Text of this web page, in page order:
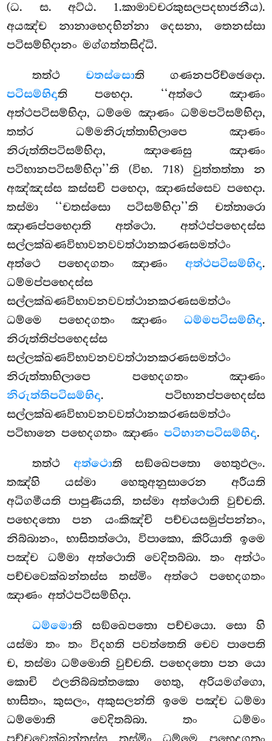
(ධ. ස. අට්ඨ. 1.කාමාවචරකුසලපදභාජනීය).
අයඤ්ච නානාභෙදභින්නා දෙසනා, තෙනස්සා
පටිසම්භිදානං මග්ගත්තසිද්ධි.
තත්ථ චතස්සොති ගණනපරිච්ඡෙදො.
පටිසම්භිදාති පභෙදා. ‘‘අත්ථෙ ඤාණං
අත්ථපටිසම්භිදා, ධම්මෙ ඤාණං ධම්මපටිසම්භිදා,
තත්ර ධම්මනිරුත්තාභිලාපෙ ඤාණං
නිරුත්තිපටිසම්භිදා, ඤාණෙසු ඤාණං
පටිභානපටිසම්භිදා’’ති (විභ. 718) වුත්තත්තා න
අඤ්ඤස්ස කස්සචි පභෙදා, ඤාණස්සෙව පභෙදා.
තස්මා ‘‘චතස්සො පටිසම්භිදා’’ති චත්තාරො
ඤාණප්පභෙදාති අත්ථො. අත්ථප්පභෙදස්ස
සල්ලක්ඛණවිභාවනවවත්ථානකරණසමත්ථං
අත්ථෙ පභෙදගතං ඤාණං අත්ථපටිසම්භිදා.
ධම්මප්පභෙදස්ස
සල්ලක්ඛණවිභාවනවවත්ථානකරණසමත්ථං
ධම්මෙ පභෙදගතං ඤාණං ධම්මපටිසම්භිදා.
නිරුත්තිප්පභෙදස්ස
සල්ලක්ඛණවිභාවනවවත්ථානකරණසමත්ථං
නිරුත්තාභිලාපෙ පභෙදගතං ඤාණං
නිරුත්තිපටිසම්භිදා. පටිභානප්පභෙදස්ස
සල්ලක්ඛණවිභාවනවවත්ථානකරණසමත්ථං
පටිභානෙ පභෙදගතං ඤාණංපටිභානපටිසම්භිදා.
තත්ථ අත්ථොති සඞ්ඛෙපතො හෙතුඵලං.
තඤ්හි යස්මා හෙතුඅනුසාරෙන අරීයති
අධිගමීයති පාපුණීයති, තස්මා අත්ථොති වුච්චති.
පභෙදතො පන යංකිඤ්චි පච්චයසමුප්පන්නං,
නිබ්බානං, භාසිතත්ථො, විපාකො, කිරියාති ඉමෙ
පඤ්ච ධම්මා අත්ථොති වෙදිතබ්බා. තං අත්ථං
පච්චවෙක්ඛන්තස්ස තස්මිං අත්ථෙ පභෙදගතං
ඤාණං අත්ථපටිසම්භිදා.
ධම්මොති සඞ්ඛෙපතො පච්චයො. සො හි
යස්මා තං තං විදහති පවත්තෙති චෙව පාපෙති
ච, තස්මා ධම්මොති වුච්චති. පභෙදතො පන යො
කොචි ඵලනිබ්බත්තකො හෙතු, අරියමග්ගො,
භාසිතං, කුසලං, අකුසලන්ති ඉමෙ පඤ්ච ධම්මා
ධම්මොති වෙදිතබ්බා. තං ධම්මං